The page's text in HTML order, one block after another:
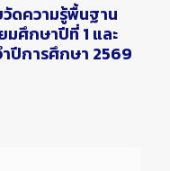
ดความรู้พื้นฐาน
มศึกษาปีที่ 1 และ
ปีการศึกษา 2569